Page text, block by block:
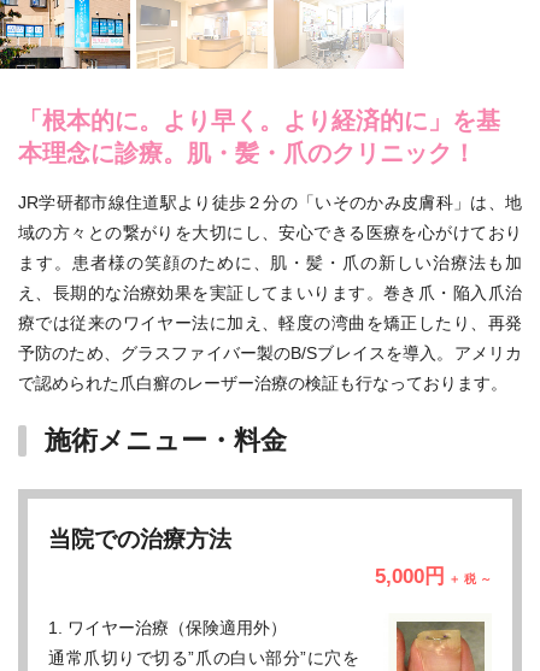
「根本的に。より早く。より経済的に」を基
本理念に診療。肌・髪・爪のクリニック！
JR学研都市線住道駅より徒歩２分の「いそのかみ皮膚科」は、地
域の方々との繋がりを大切にし、安心できる医療を心がけており
ます。患者様の笑顔のために、肌・髪・爪の新しい治療法も加
え、長期的な治療効果を実証してまいります。巻き爪・陥入爪治
療では従来のワイヤー法に加え、軽度の湾曲を矯正したり、再発
予防のため、グラスファイバー製のB/Sブレイスを導入。アメリカ
で認められた爪白癬のレーザー治療の検証も行なっております。
施術メニュー・料金
当院での治療方法
5,000円 ＋ 税 ～
1. ワイヤー治療（保険適用外）
通常爪切りで切る”爪の白い部分”に穴を